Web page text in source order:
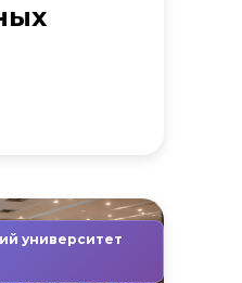
университет